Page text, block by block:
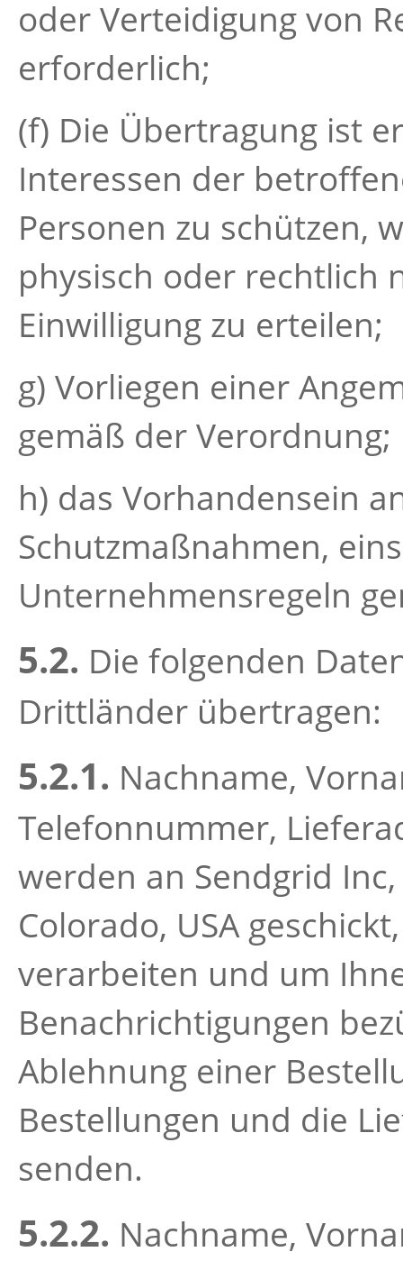
oder Verteidigung von
erforderlich;
(f) Die Übertragung ist
Interessen der
Personen zu schützen,
physisch oder rechtlich
Einwilligung zu erteilen;
g) Vorliegen einer
gemäß der Verordnung;
h) das Vorhandensein
Schutzmaßnahmen,
Unternehmensregeln
5.2. Die folgenden
Drittländer übertragen:
5.2.1. Nachname,
Telefonnummer,
werden an Sendgrid
Colorado, USA
verarbeiten und um
Benachrichtigungen
Ablehnung einer
Bestellungen und die
senden.
5.2.2. Nachname,